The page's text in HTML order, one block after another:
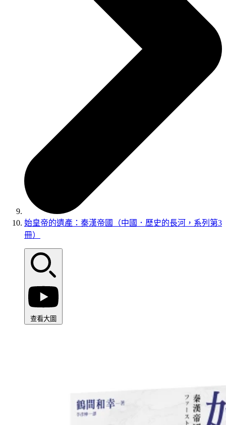
始皇帝的遺產：秦漢帝國（中國．歷史的長河，系列第3
冊）
查看大圖